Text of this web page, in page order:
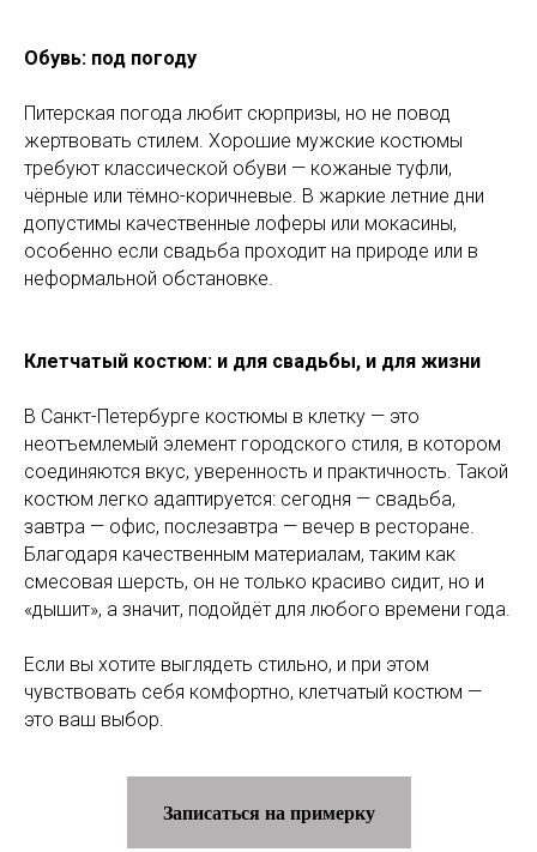
Обувь: под погоду
Питерская погода любит сюрпризы, но не повод
жертвовать стилем. Хорошие мужские костюмы
требуют классической обуви — кожаные туфли,
чёрные или тёмно-коричневые. В жаркие летние дни
допустимы качественные лоферы или мокасины,
особенно если свадьба проходит на природе или в
неформальной обстановке.
Клетчатый костюм: и для свадьбы, и для жизни
В Санкт-Петербурге костюмы в клетку — это
неотъемлемый элемент городского стиля, в котором
соединяются вкус, уверенность и практичность. Такой
костюм легко адаптируется: сегодня — свадьба,
завтра — офис, послезавтра — вечер в ресторане.
Благодаря качественным материалам, таким как
смесовая шерсть, он не только красиво сидит, но и
«дышит», а значит, подойдёт для любого времени года.
Если вы хотите выглядеть стильно, и при этом
чувствовать себя комфортно, клетчатый костюм —
это ваш выбор.
Записаться на примерку